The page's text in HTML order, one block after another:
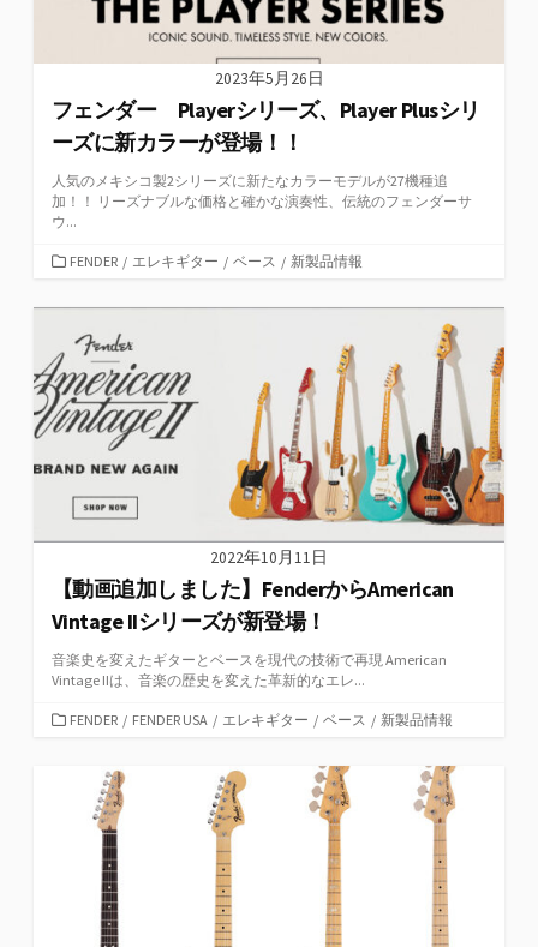
2023年5月26日
フェンダー Playerシリーズ、Player Plusシリ
ーズに新カラーが登場！！
人気のメキシコ製2シリーズに新たなカラーモデルが27機種追
加！！ リーズナブルな価格と確かな演奏性、伝統のフェンダーサ
ウ...
カ
ゴ
ー
FENDER / エレキギター / ベース / 新製品情報
2022年10月11日
【動画追加しました】FenderからAmerican
Vintage IIシリーズが新登場！
音楽史を変えたギターとベースを現代の技術で再現 American
Vintage IIは、音楽の歴史を変えた革新的なエレ...
カFENDER / FENDER USA / エレキギター / ベース / 新製品情報